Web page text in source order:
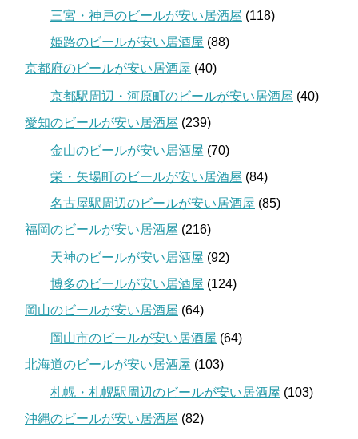
三宮・神戸のビールが安い居酒屋 (118)
姫路のビールが安い居酒屋 (88)
京都府のビールが安い居酒屋 (40)
京都駅周辺・河原町のビールが安い居酒屋 (40)
愛知のビールが安い居酒屋 (239)
金山のビールが安い居酒屋 (70)
栄・矢場町のビールが安い居酒屋 (84)
名古屋駅周辺のビールが安い居酒屋 (85)
福岡のビールが安い居酒屋 (216)
天神のビールが安い居酒屋 (92)
博多のビールが安い居酒屋 (124)
岡山のビールが安い居酒屋 (64)
岡山市のビールが安い居酒屋 (64)
北海道のビールが安い居酒屋 (103)
札幌・札幌駅周辺のビールが安い居酒屋 (103)
沖縄のビールが安い居酒屋 (82)